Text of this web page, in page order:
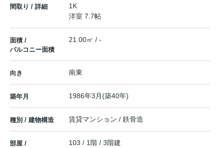
間取り / 詳細
1K
洋室 7.7帖
面積 /
バルコニー面積
21.00㎡ / -
向き 南東
築年月 1986年3月(築40年)
種別 / 建物構造 賃貸マンション / 鉄骨造
部屋 /
103 / 1階 / 3階建